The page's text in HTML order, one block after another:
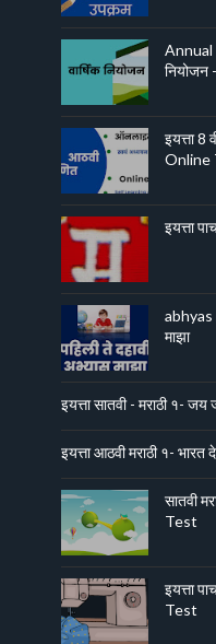
Annual
नियोजन
इयत्ता 8
Online
इयत्ता
abhyas
माझा
इयत्ता सातवी - मराठी १-
इयत्ता आठवी मराठी १-
सातवी
Test
इयत्ता
Test